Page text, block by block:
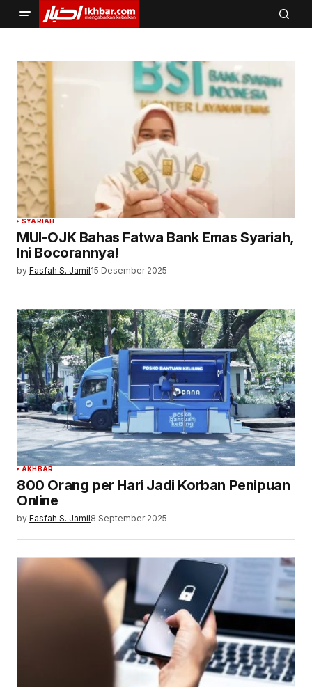
SYARIAH
MUI-OJK Bahas Fatwa Bank Emas Syariah,
Ini Bocorannya!
by Fasfah S. Jamil15 Desember 2025
AKHBAR
800 Orang per Hari Jadi Korban Penipuan
Online
by Fasfah S. Jamil8 September 2025